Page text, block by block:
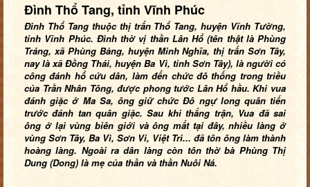
Đình Thổ Tang, tỉnh Vĩnh Phúc
Đình Thổ Tang thuộc thị trấn Thổ Tang, huyện Vĩnh Tường,
tỉnh Vĩnh Phúc. Đình thờ vị thần Lân Hổ (tên thật là Phùng
Tráng, xã Phùng Bảng, huyện Minh Nghĩa, thị trấn Sơn Tây,
nay là xã Đồng Thái, huyện Ba Vì, tỉnh Sơn Tây), là người có
côngđánh hổ cứu dân, làm đến chức đô thống trong triều
của Trần Nhân Tông, được phong tước Lân Hổ hầu. Khi vua
đánh giặc ở Ma Sa, ông giữ chức Đô ngự long quân tiến
trước đánh tan quân giặc. Sau khi thắng trận, Vua đã sai
ông ở lại vùng biên giới và ông mất tại đây, nhiều làng ở
vùng Sơn Tây, Ba Vì, Sơn Vi, Việt Trì... đã tôn ông làm thành
hoàng làng. Ngoài ra dân làng còn tôn thờ bà Phùng Thị
Dung (Dong) là mẹ của thần và thần Nuôi Ná.